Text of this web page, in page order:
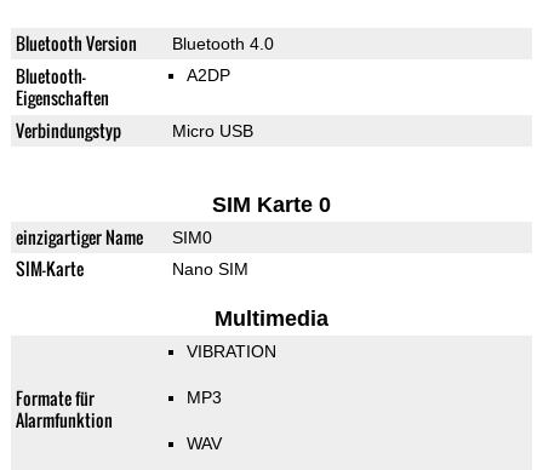
Bluetooth Version Bluetooth 4.0
Bluetooth-
Eigenschaften
A2DP
Verbindungstyp Micro USB
SIM Karte 0
einzigartiger Name SIM0
SIM-Karte Nano SIM
Multimedia
Formate für
Alarmfunktion
VIBRATION
MP3
WAV